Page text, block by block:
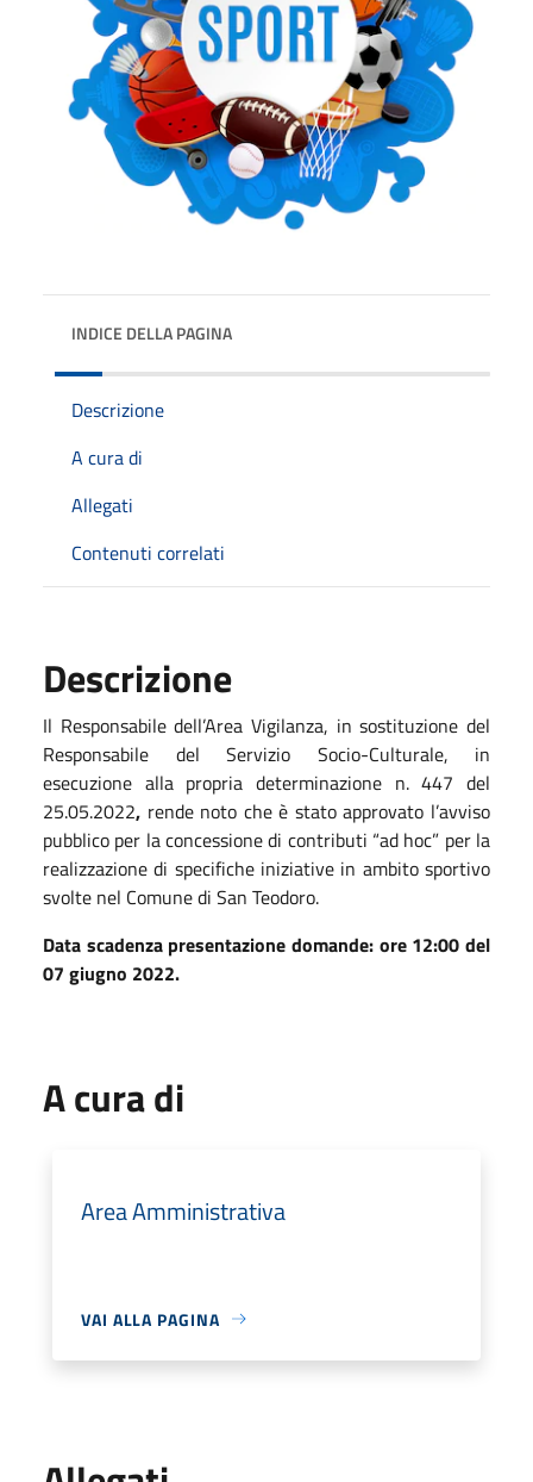
INDICE DELLA PAGINA
Descrizione
A cura di
Allegati
Contenuti correlati
Descrizione
Il Responsabile dell’Area Vigilanza, in sostituzione del
Responsabile del Servizio Socio-Culturale, in
esecuzione alla propria determinazione n. 447 del
25.05.2022, rende noto che è stato approvato l’avviso
pubblico per la concessione di contributi “ad hoc” per la
realizzazione di specifiche iniziative in ambito sportivo
svolte nel Comune di San Teodoro.
Data scadenza presentazione domande: ore 12:00 del
07 giugno 2022.
A cura di
Area Amministrativa
VAI ALLA PAGINA